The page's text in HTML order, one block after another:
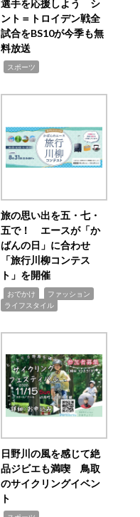
選手を応援しよう シ
ント＝トロイデン戦全
試合をBS10が今季も無
料放送
スポーツ
旅の思い出を五・七・
五で！ エースが「か
ばんの日」に合わせ
「旅行川柳コンテス
ト」を開催
おでかけ ファッション
ライフスタイル
日野川の風を感じて絶
品ジビエも満喫 鳥取
のサイクリングイベン
ト